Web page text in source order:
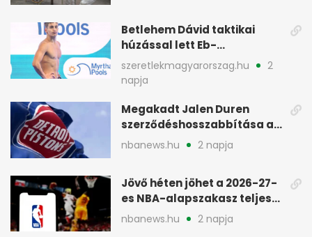
Betlehem Dávid taktikai
húzással lett Eb-
aranyérmes Párizsban
szeretlekmagyarorszag.hu
2
napja
Megakadt Jalen Duren
szerződéshosszabbítása a
Detroit Pistonsnál
nbanews.hu 2 napja
Jövő héten jöhet a 2026-27-
es NBA-alapszakasz teljes
menetrendje
nbanews.hu 2 napja